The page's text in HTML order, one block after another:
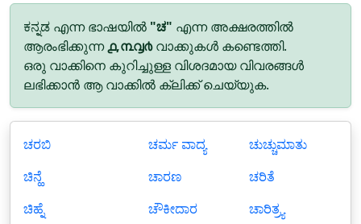
ಕನ್ನಡ എന്ന ഭാഷയിൽ "ಚ" എന്ന അക്ഷരത്തിൽ
ആരംഭിക്കുന്ന൧,൩൮൪വാക്കുകൾ കണ്ടെത്തി.
ഒരു വാക്കിനെ കുറിച്ചുള്ള വിശദമായ വിവരങ്ങൾ
ലഭിക്കാൻ ആ വാക്കിൽ ക്ലിക്ക് ചെയ്യുക.
ಚರಬಿ
ಚಿನ್ಹೆ
ಚಿಹ್ನೆ
ಚರ್ಮ ವಾದ್ಯ
ಚಾರಣ
ಚೌಕೀದಾರ
ಚುಚ್ಚುಮಾತು
ಚರಿತೆ
ಚಾರಿತ್ರ್ಯ